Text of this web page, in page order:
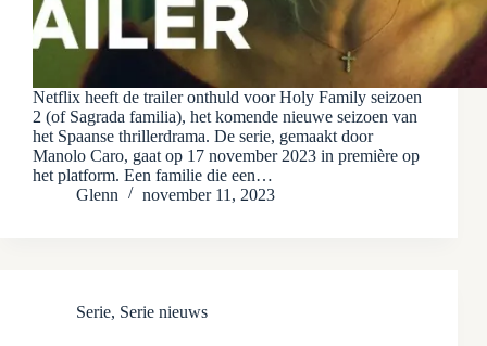
Netflix heeft de trailer onthuld voor Holy Family seizoen
2 (of Sagrada familia), het komende nieuwe seizoen van
het Spaanse thrillerdrama. De serie, gemaakt door
Manolo Caro, gaat op 17 november 2023 in première op
het platform. Een familie die een…
Glenn
november 11, 2023
Serie, Serie nieuws